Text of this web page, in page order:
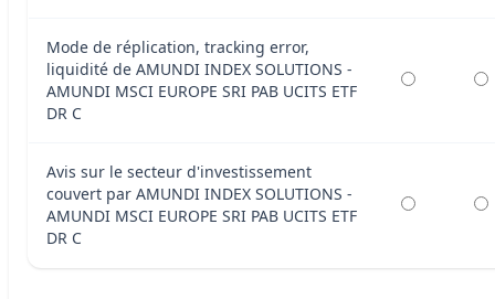
Mode de réplication, tracking error,
liquidité de AMUNDI INDEX SOLUTIONS -
AMUNDI MSCI EUROPE SRI PAB UCITS ETF
DR C
Avis sur le secteur d'investissement
couvert par AMUNDI INDEX SOLUTIONS -
AMUNDI MSCI EUROPE SRI PAB UCITS ETF
DR C